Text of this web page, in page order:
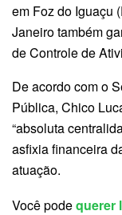
em Foz do Iguaçu
Janeiro também
de Controle de
De acordo com o
Pública, Chico
“absoluta
asfixia financeira
atuação.
Você podequerer